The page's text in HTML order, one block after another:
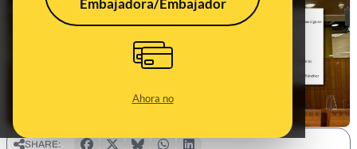
Embajadora/Embajador
Ahora no
SHARE: